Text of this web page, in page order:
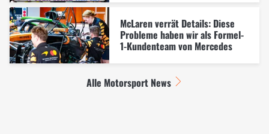
McLaren verrät Details: Diese
Probleme haben wir als Formel-
1-Kundenteam von Mercedes
Alle Motorsport News